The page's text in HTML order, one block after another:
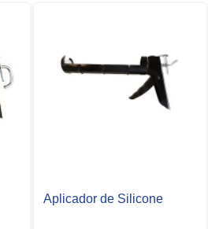
Aplicador de Silicone